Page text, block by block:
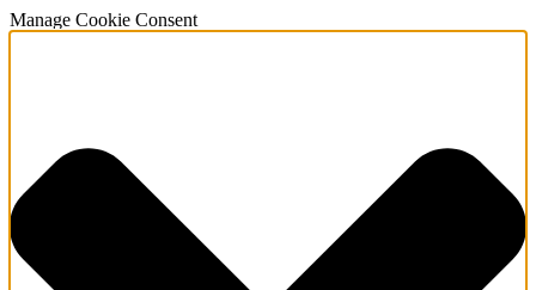
Manage Cookie Consent